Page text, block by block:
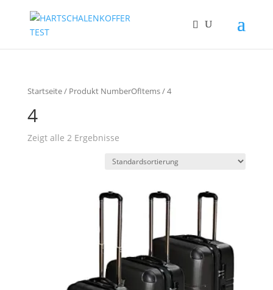
Startseite/ Produkt NumberOfItems / 4
4
Zeigt alle 2 Ergebnisse